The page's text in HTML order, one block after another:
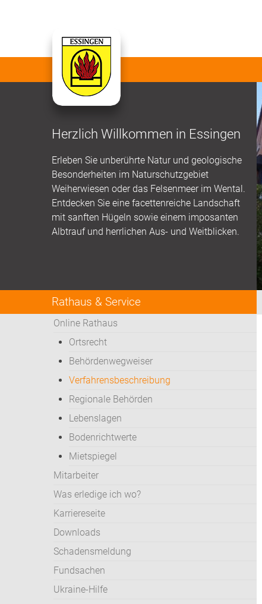
Herzlich Willkommen in Essingen
Erleben Sie unberührte Natur und geologische
Besonderheiten im Naturschutzgebiet
Weiherwiesen oder das Felsenmeer im Wental.
Entdecken Sie eine facettenreiche Landschaft
mit sanften Hügeln sowie einem imposanten
Albtrauf und herrlichen Aus- und Weitblicken.
Rathaus & Service
Online Rathaus
Ortsrecht
Behördenwegweiser
Verfahrensbeschreibung
Regionale Behörden
Lebenslagen
Bodenrichtwerte
Mietspiegel
Mitarbeiter
Was erledige ich wo?
Karriereseite
Downloads
Schadensmeldung
Fundsachen
Ukraine-Hilfe